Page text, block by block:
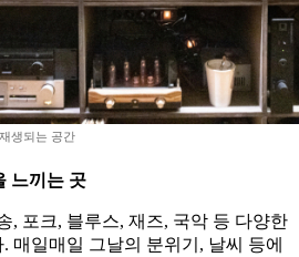
생되는 공간
느끼는 곳
, 포크, 블루스, 재즈, 국악 등 다양한
매일매일 그날의 분위기, 날씨 등에